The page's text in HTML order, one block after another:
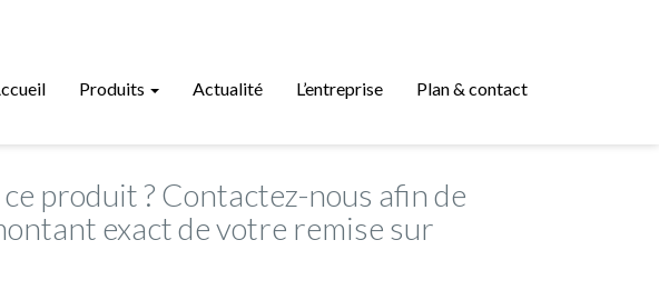
Produits Actualité L’entreprise Plan & contact
produit ? Contactez-nous afin de
exact de votre remise sur